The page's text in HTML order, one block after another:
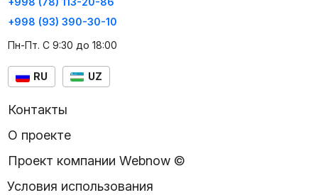
+998 (93) 390-30-10
Пн-Пт. С 9:30 до 18:00
RU UZ
Контакты
О проекте
Проект компании Webnow ©
Условия использования